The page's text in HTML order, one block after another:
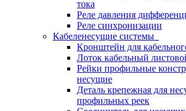
тока
Реле давления
Реле синхронизации
Кабеленесущие системы
Кронштейн для
Лоток кабельный
Рейки профильные
несущие
Деталь крепежная для
профильных реек